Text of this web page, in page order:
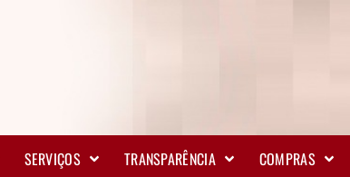
SERVIÇOS TRANSPARÊNCIA COMPRAS